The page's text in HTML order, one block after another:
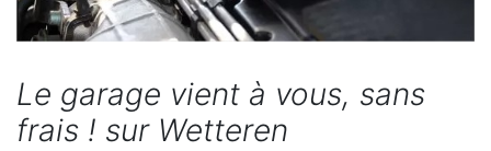
Le garage vient à vous, sans
frais ! sur Wetteren